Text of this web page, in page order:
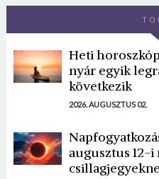
Heti
nyár egyik
következik
2026. AUGUSZTUS 02.
augusztus 12-i